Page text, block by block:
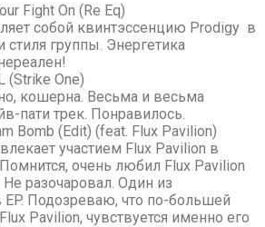
Fight On (Re Eq)
собой квинтэссенцию Prodigy в
группы. Энергетика
(Strike One)
кошерна. Весьма и весьма
пати трек. Понравилось.
Bomb (Edit) (feat. Flux Pavilion)
участием Flux Pavilion в
очень любил Flux Pavilion
разочаровал. Один из
Подозреваю, что по-большей
Pavilion, чувствуется именно его